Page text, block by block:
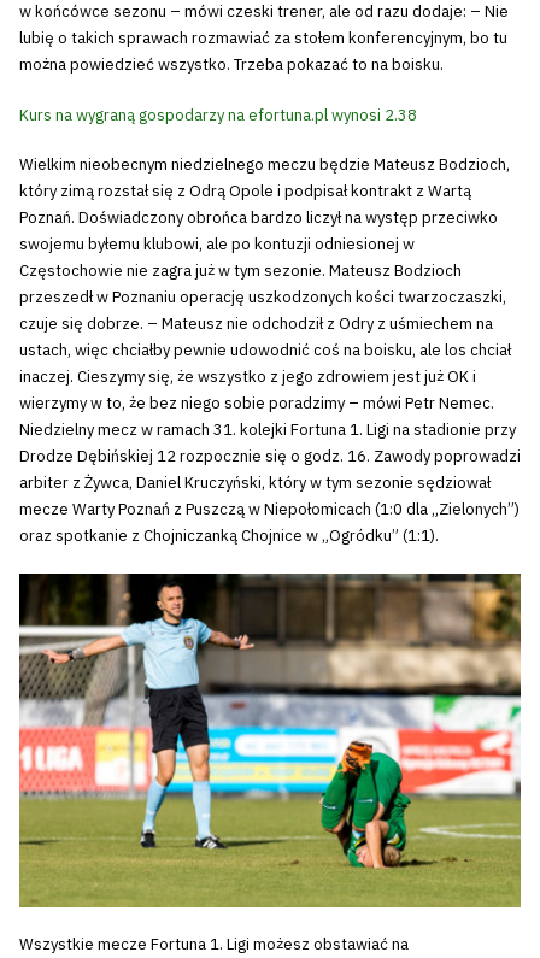
w końcówce sezonu – mówi czeski trener, ale od razu dodaje: – Nie
lubię o takich sprawach rozmawiać za stołem konferencyjnym, bo tu
można powiedzieć wszystko. Trzeba pokazać to na boisku.
Kurs na wygraną gospodarzy na efortuna.pl wynosi 2.38
Wielkim nieobecnym niedzielnego meczu będzie Mateusz Bodzioch,
który zimą rozstał się z Odrą Opole i podpisał kontrakt z Wartą
Poznań. Doświadczony obrońca bardzo liczył na występ przeciwko
swojemu byłemu klubowi, ale po kontuzji odniesionej w
Częstochowie nie zagra już w tym sezonie. Mateusz Bodzioch
przeszedł w Poznaniu operację uszkodzonych kości twarzoczaszki,
czuje się dobrze. – Mateusz nie odchodził z Odry z uśmiechem na
ustach, więc chciałby pewnie udowodnić coś na boisku, ale los chciał
inaczej. Cieszymy się, że wszystko z jego zdrowiem jest już OK i
wierzymy w to, że bez niego sobie poradzimy – mówi Petr Nemec.
Niedzielny mecz w ramach 31. kolejki Fortuna 1. Ligi na stadionie przy
Drodze Dębińskiej 12 rozpocznie się o godz. 16. Zawody poprowadzi
arbiter z Żywca, Daniel Kruczyński, który w tym sezonie sędziował
mecze Warty Poznań z Puszczą w Niepołomicach (1:0 dla „Zielonych”)
oraz spotkanie z Chojniczanką Chojnice w „Ogródku” (1:1).
Wszystkie mecze Fortuna 1. Ligi możesz obstawiać na